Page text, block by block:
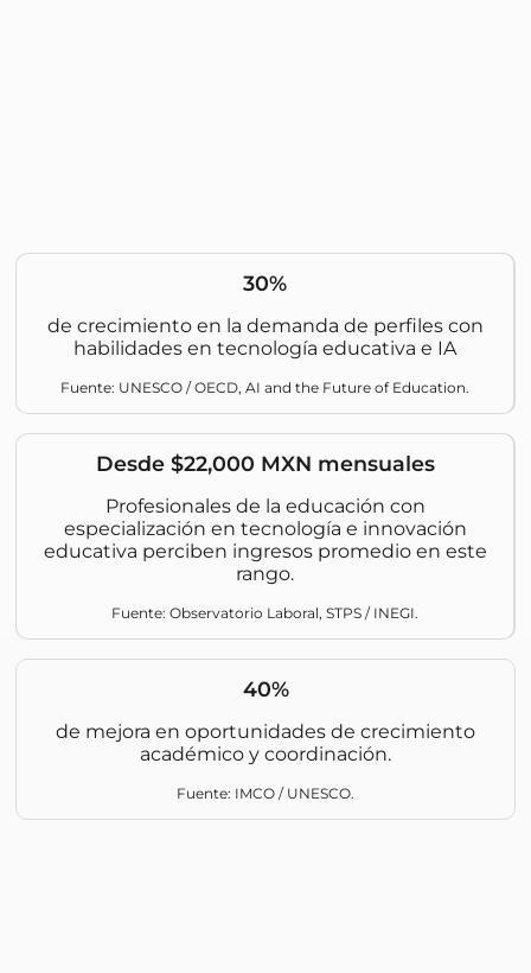
30%
de crecimiento en la demanda de perfiles con
habilidades en tecnología educativa e IA
Fuente: UNESCO / OECD, AI and the Future of Education.
Desde $22,000 MXN mensuales
Profesionales de la educación con
especialización en tecnología e innovación
educativa perciben ingresos promedio en este
rango.
Fuente: Observatorio Laboral, STPS / INEGI.
40%
de mejora en oportunidades de crecimiento
académico y coordinación.
Fuente: IMCO / UNESCO.